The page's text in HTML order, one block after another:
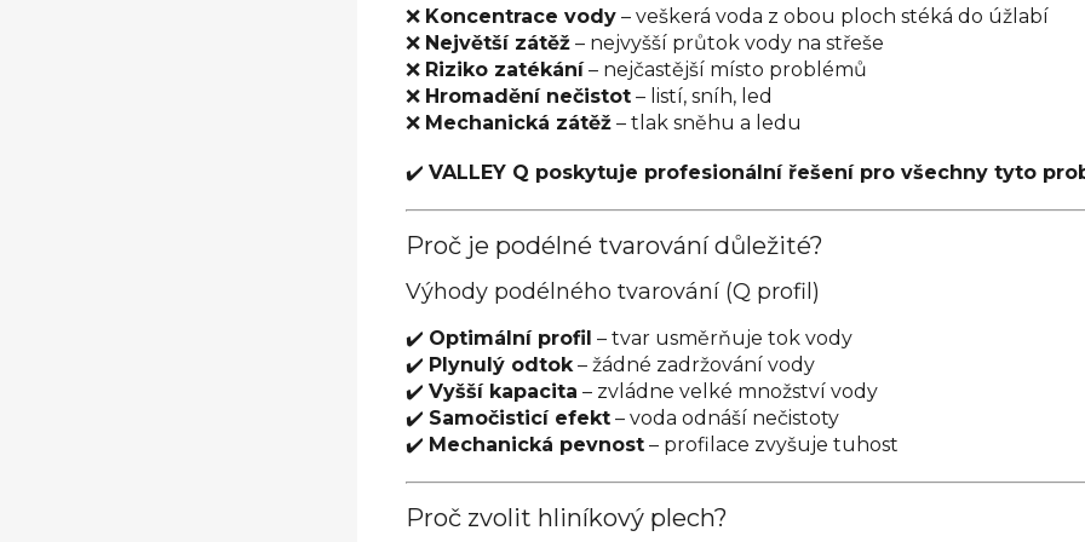
❌ Koncentrace vody – veškerá voda z obou ploch stéká do úžlabí
❌ Největší zátěž – nejvyšší průtok vody na střeše
❌ Riziko zatékání – nejčastější místo problémů
❌ Hromadění nečistot – listí, sníh, led
❌ Mechanická zátěž – tlak sněhu a ledu
✔️ VALLEY Q poskytuje profesionální řešení pro všechny tyto
Proč je podélné tvarování důležité?
Výhody podélného tvarování (Q profil)
✔️ Optimální profil – tvar usměrňuje tok vody
✔️ Plynulý odtok – žádné zadržování vody
✔️ Vyšší kapacita – zvládne velké množství vody
✔️ Samočisticí efekt – voda odnáší nečistoty
✔️ Mechanická pevnost – profilace zvyšuje tuhost
Proč zvolit hliníkový plech?